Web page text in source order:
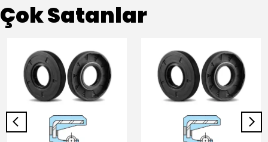
Çok Satanlar